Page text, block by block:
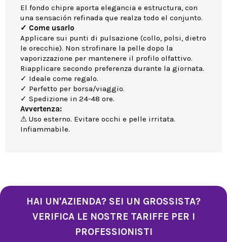
El fondo chipre aporta elegancia e estructura, con
una sensación refinada que realza todo el conjunto.
✓ Come usarlo
Applicare sui punti di pulsazione (collo, polsi, dietro
le orecchie). Non strofinare la pelle dopo la
vaporizzazione per mantenere il profilo olfattivo.
Riapplicare secondo preferenza durante la giornata.
✓ Ideale come regalo.
✓ Perfetto per borsa/viaggio.
✓ Spedizione in 24-48 ore.
Avvertenza:
⚠ Uso esterno. Evitare occhi e pelle irritata.
Infiammabile.
HAI UN'AZIENDA? SEI UN GROSSISTA?
VERIFICA LE NOSTRE TARIFFE PER I
PROFESSIONISTI